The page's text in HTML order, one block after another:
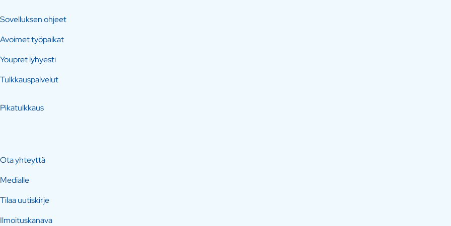
Sovelluksen ohjeet
Avoimet työpaikat
Youpret lyhyesti
Tulkkauspalvelut
Pikatulkkaus
Ota yhteyttä
Medialle
Tilaa uutiskirje
Ilmoituskanava